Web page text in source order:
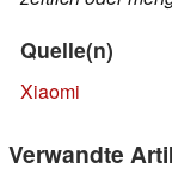
Quelle(n)
Xiaomi
Verwandte